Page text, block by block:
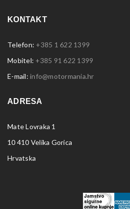
KONTAKT
Telefon: +385 1 622 1399
Mobitel: +385 91 622 1399
E-mail: info@motormania.hr
ADRESA
Mate Lovraka 1
10 410 Velika Gorica
Hrvatska